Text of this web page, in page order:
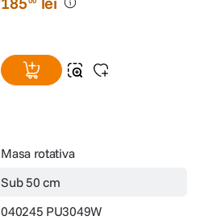
Masa rotativa
Sub 50 cm
040245 PU3049W